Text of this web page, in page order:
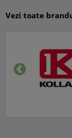
Vezi toate
Inapoi